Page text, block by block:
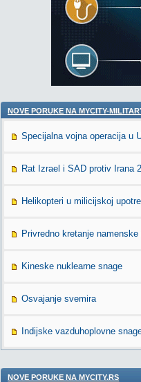
NOVE PORUKE NA MYCITY-
Specijalna vojna operacija u
Rat Izrael i SAD protiv Irana
Helikopteri u milicijskoj
Privredno kretanje
Kineske nuklearne snage
Osvajanje svemira
Indijske vazduhoplovne
NOVE PORUKE NA MYCITY.RS